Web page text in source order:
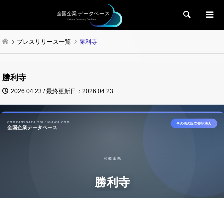
検索
プレスリリース一覧 勝利寺
勝利寺
2026.04.23 / 最終更新日：2026.04.23